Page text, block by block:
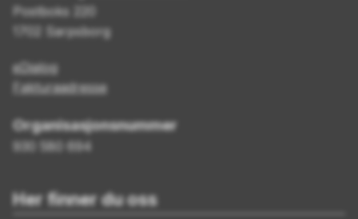
Postboks 220
1702 Sarpsborg
eDialog
Fakturaadresse
Organisasjonsnummer
930 580 694
Her finner du oss